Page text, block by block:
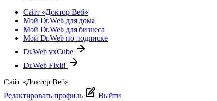
Сайт «Доктор Веб»
Мой Dr.Web для дома
Мой Dr.Web для бизнеса
Мой Dr.Web по подписке
Dr.Web vxCube
Dr.Web FixIt!
Сайт «Доктор Веб»
Редактировать профиль
Выйти